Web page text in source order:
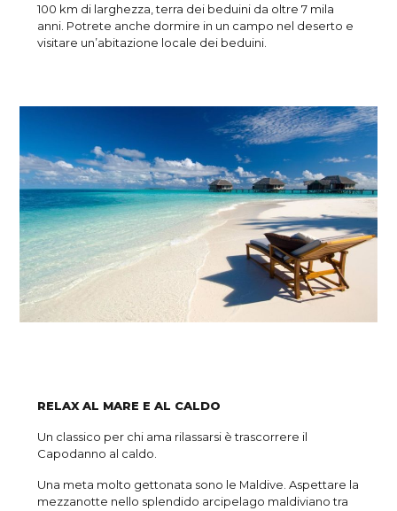
100 km di larghezza, terra dei beduini da oltre 7 mila
anni. Potrete anche dormire in un campo nel deserto e
visitare un’abitazione locale dei beduini.
RELAX AL MARE E AL CALDO
Un classico per chi ama rilassarsi è trascorrere il
Capodanno al caldo.
Una meta molto gettonata sono le Maldive. Aspettare la
mezzanotte nello splendido arcipelago maldiviano tra